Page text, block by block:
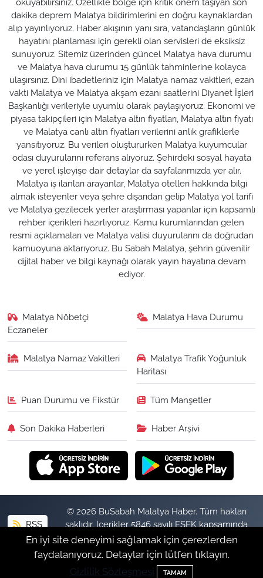
dakika deprem Malatya bildirimlerini en doğru kaynaklardan
alıp yayınlıyoruz. Haber akışının yanı sıra, vatandaşların günlük
hayatını planlaması için gerekli olan servisleri de eksiksiz
sunuyoruz. Sitemiz üzerinden güncel Malatya hava durumu
ve Malatya hava durumu 15 günlük tahminlerine kolayca
ulaşırsınız. Dini ibadetleriniz için Malatya namaz vakitleri, ezan
vakti Malatya ve Malatya akşam ezanı saatlerini Diyanet İşleri
Başkanlığı verileriyle uyumlu olarak paylaşıyoruz. Ekonomi ve
piyasa takipçileri için Malatya altın fiyatları, Malatya altın fiyatı
ve Malatya canlı altın fiyatları verilerini anlık grafiklerle
yansıtıyoruz. Bu verileri oluştururken Malatya kuyumcular
odası duyurularını referans alıyoruz. Şehirdeki sosyal hayata
ve yerel işleyişe dair detaylar da sayfalarımızda yer alır.
Malatya iş ilanları arayanlar, Malatya otelleri hakkında bilgi
almak isteyenler veya şehre dışarıdan gelip Malatya yol tarifi
ve Malatya gezilecek yerler araştırması yapanlar için kapsamlı
rehber içerikleri hazırlıyoruz. Kamu kurumlarından gelen
resmi açıklamaları ve Malatya valisi duyurularını da doğrudan
kamuoyuna aktarıyoruz. Bu Sabah Malatya, şehrin güvenilir
dijital haber ve bilgi kaynağı olarak yayın hayatına devam
ediyor.
Malatya Nöbetçi
Eczaneler
Malatya Hava Durumu
Malatya Namaz Vakitleri
Malatya Trafik Yoğunluk
Haritası
Puan Durumu ve Fikstür Tüm Manşetler
Son Dakika Haberleri Haber Arşivi
RSS
© 2026 BuSabah Malatya Haber. Tüm hakları
saklıdır. İçerikler 5846 sayılı FSEK kapsamında
izinsiz kopyalanamaz.
Haber Yazılımı:TE Bilişim
En iyi site deneyimi sağlamak için çerezlerden
faydalanıyoruz. Detaylar için lütfen tıklayın.
Gizlilik Sözleşmesi
TAMAM